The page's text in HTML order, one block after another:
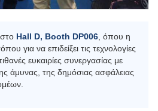
Hall D, Booth DP006, όπου η
για να επιδείξει τις τεχνολογίες
ευκαιρίες συνεργασίας με
άμυνας, της δημόσιας ασφάλειας